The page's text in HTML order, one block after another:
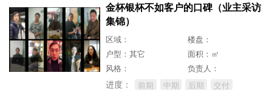
金杯银杯不如客户的口碑（业主采访
集锦）
区域：
楼盘：
户型：其它
面积：㎡
风格：
负责人：
进度： 前期 中期 后期 交付